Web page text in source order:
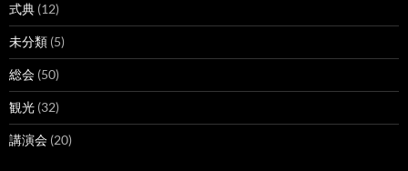
式典 (12)
未分類 (5)
総会 (50)
観光 (32)
講演会 (20)